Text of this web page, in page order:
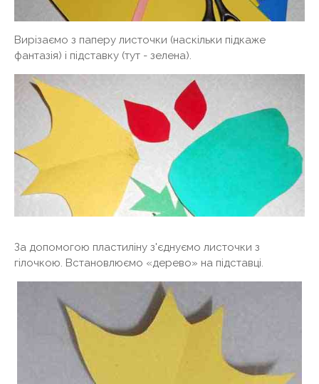
Вирізаємо з паперу листочки (наскільки підкаже
фантазія) і підставку (тут - зелена).
За допомогою пластиліну з'єднуємо листочки з
гілочкою. Встановлюємо «дерево» на підставці.